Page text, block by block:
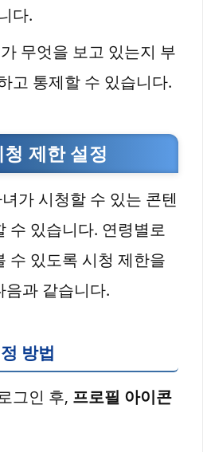
다.
무엇을 보고 있는지 부
고 통제할 수 있습니다.
제한 설정
가 시청할 수 있는 콘텐
수 있습니다. 연령별로
수 있도록 시청 제한을
음과 같습니다.
방법
그인 후, 프로필 아이콘